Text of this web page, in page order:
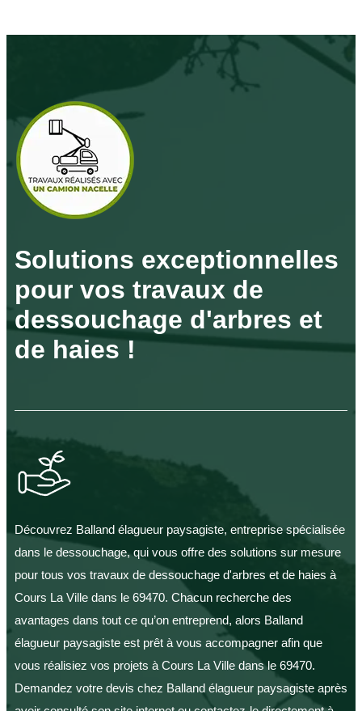
Solutions exceptionnelles
pour vos travaux de
dessouchage d'arbres et
de haies !
Découvrez Balland élagueur paysagiste, entreprise spécialisée
dans le dessouchage, qui vous offre des solutions sur mesure
pour tous vos travaux de dessouchage d'arbres et de haies à
Cours La Ville dans le 69470. Chacun recherche des
avantages dans tout ce qu’on entreprend, alors Balland
élagueur paysagiste est prêt à vous accompagner afin que
vous réalisiez vos projets à Cours La Ville dans le 69470.
Demandez votre devis chez Balland élagueur paysagiste après